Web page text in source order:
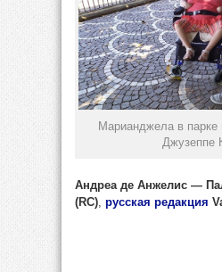
Марианджела в парке
Джузеппе
Андреа де Анжелис —
(RC), русская редакция